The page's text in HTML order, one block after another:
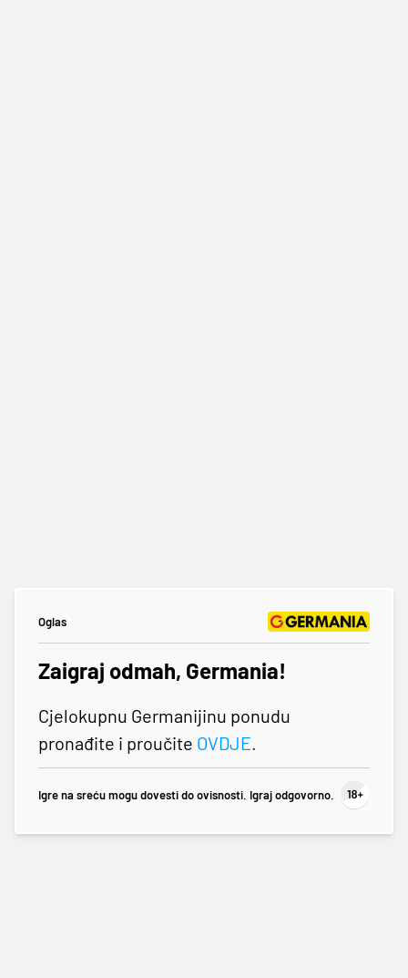
Oglas
Zaigraj odmah, Germania!
Cjelokupnu Germanijinu ponudu
pronađite i proučite OVDJE.
Igre na sreću mogu dovesti do ovisnosti. Igraj odgovorno.